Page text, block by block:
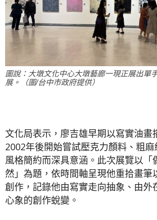
圖說：大墩文化中心大墩藝廊一現正展出單
展。（圖/台中市政府提供）
文化局表示，廖吉雄早期以寫實油畫
2002年後開始嘗試壓克力顏料、粗麻
風格簡約而深具意涵。此次展覽以「
然」為題，依時間軸呈現他重拾畫筆
創作，記錄他由寫實走向抽象、由外
心象的創作蛻變。